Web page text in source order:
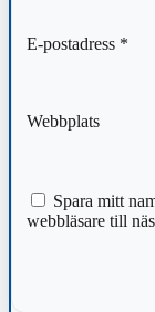
E-postadress *
Webbplats
Spara mitt
webbläsare till